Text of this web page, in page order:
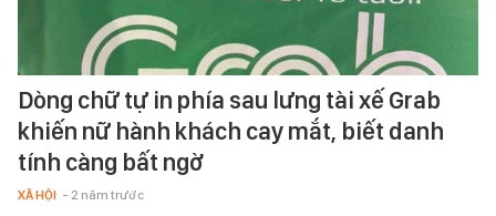
Dòng chữ tự in phía sau lưng tài xế Grab
khiến nữ hành khách cay mắt, biết danh
tính càng bất ngờ
XÃ HỘI - 2 năm trước